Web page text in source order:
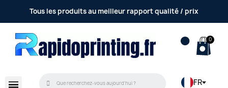
Tous les produits au meilleur rapport qualité / prix
FR